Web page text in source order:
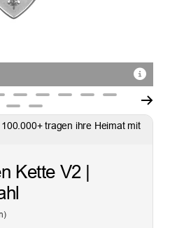
Zur
Slide
Zur
Slide
Slide Slide Slide
Zur
Slide
gehen
Zur
Slide
gehen
tragen ihre Heimat mit
Kette V2 |